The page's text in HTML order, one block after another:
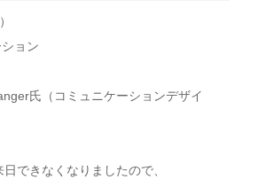
ョン
氏（コミュニケーションデザイ
できなくなりましたので、